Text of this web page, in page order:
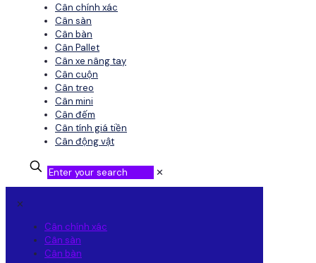
Cân chính xác
Cân sàn
Cân bàn
Cân Pallet
Cân xe nâng tay
Cân cuộn
Cân treo
Cân mini
Cân đếm
Cân tính giá tiền
Cân động vật
✕
✕
Cân chính xác
Cân sàn
Cân bàn